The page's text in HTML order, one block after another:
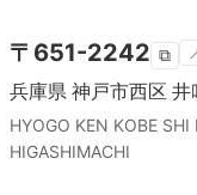
〒 651-2242 ⧉
兵庫県 神戸市西区 井
HYOGO KEN KOBE SHI
HIGASHIMACHI